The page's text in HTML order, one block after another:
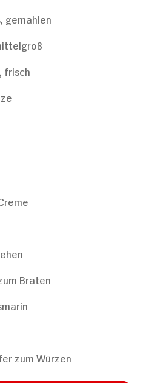
gemahlen
frisch
Braten
zum Würzen